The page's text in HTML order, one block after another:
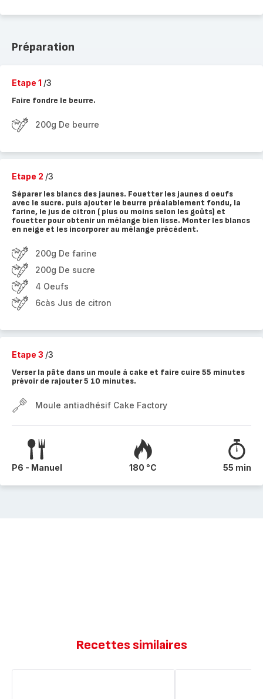
Préparation
Etape 1 /3
Faire fondre le beurre.
200g De beurre
Etape 2 /3
Séparer les blancs des jaunes. Fouetter les jaunes d oeufs
avec le sucre. puis ajouter le beurre préalablement fondu, la
farine, le jus de citron ( plus ou moins selon les goûts) et
fouetter pour obtenir un mélange bien lisse. Monter les blancs
en neige et les incorporer au mélange précédent.
200g De farine
200g De sucre
4 Oeufs
6càs Jus de citron
Etape 3 /3
Verser la pâte dans un moule à cake et faire cuire 55 minutes
prévoir de rajouter 5 10 minutes.
Moule antiadhésif Cake Factory
P6 - Manuel 180 °C 55 min
Recettes similaires